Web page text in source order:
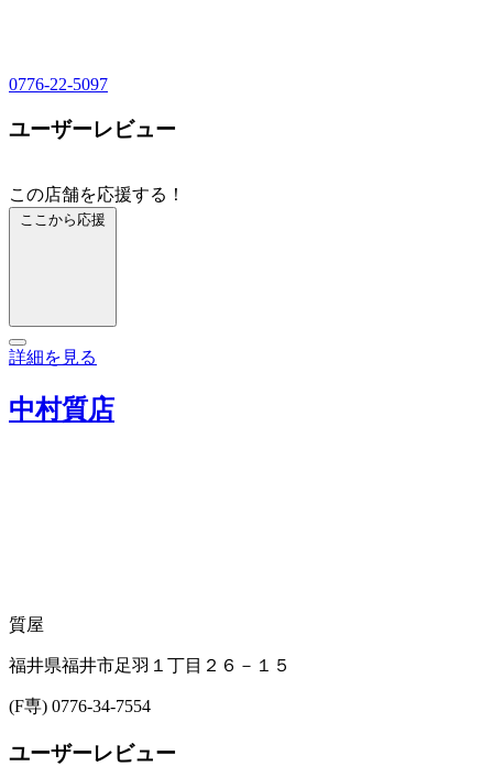
0776-22-5097
ユーザーレビュー
この店舗を応援する！
ここから応援
詳細を見る
中村質店
質屋
福井県福井市足羽１丁目２６－１５
(F専) 0776-34-7554
ユーザーレビュー